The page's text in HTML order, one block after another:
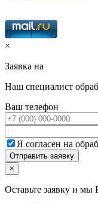
×
Заявка на
Наш специалист
Ваш телефон
Я согласен на
×
Оставьте заявку и